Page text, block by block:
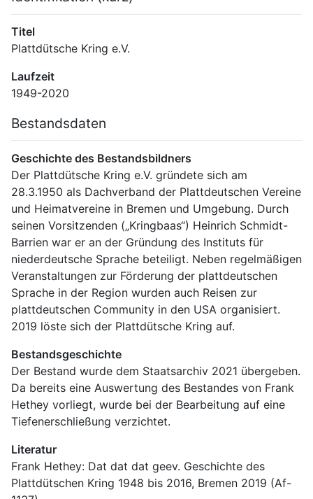
Titel
Plattdütsche Kring e.V.
Laufzeit
1949-2020
Bestandsdaten
Geschichte des Bestandsbildners
Der Plattdütsche Kring e.V. gründete sich am
28.3.1950 als Dachverband der Plattdeutschen Vereine
und Heimatvereine in Bremen und Umgebung. Durch
seinen Vorsitzenden („Kringbaas“) Heinrich Schmidt-
Barrien war er an der Gründung des Instituts für
niederdeutsche Sprache beteiligt. Neben regelmäßigen
Veranstaltungen zur Förderung der plattdeutschen
Sprache in der Region wurden auch Reisen zur
plattdeutschen Community in den USA organisiert.
2019 löste sich der Plattdütsche Kring auf.
Bestandsgeschichte
Der Bestand wurde dem Staatsarchiv 2021 übergeben.
Da bereits eine Auswertung des Bestandes von Frank
Hethey vorliegt, wurde bei der Bearbeitung auf eine
Tiefenerschließung verzichtet.
Literatur
Frank Hethey: Dat dat dat geev. Geschichte des
Plattdütschen Kring 1948 bis 2016, Bremen 2019 (Af-